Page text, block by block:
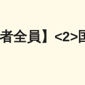
全員】<2>